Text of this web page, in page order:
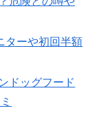
ターや初回半額
ドッグフード